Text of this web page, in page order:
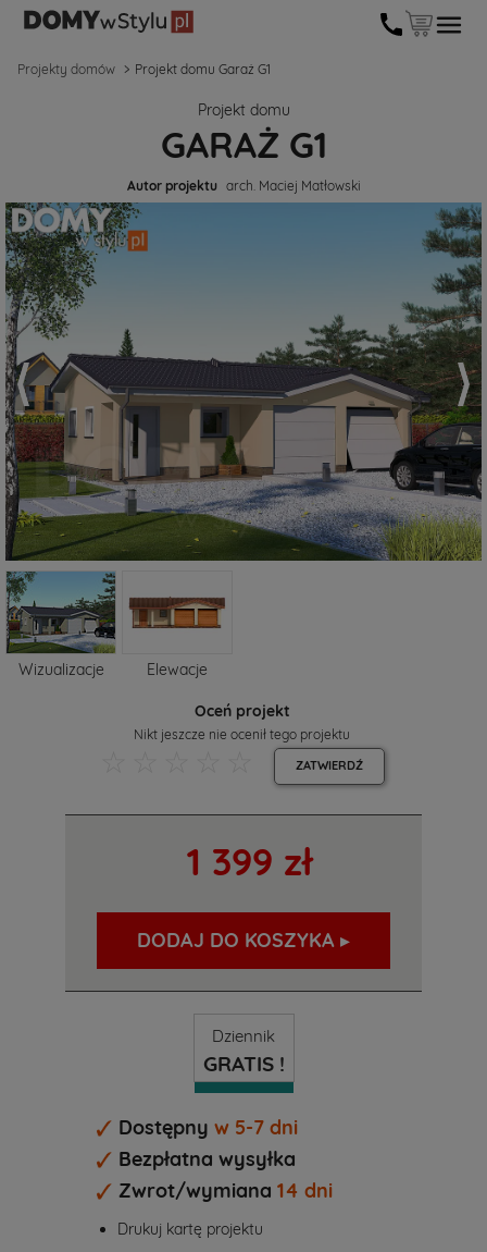
Projekty domów Projekt domu Garaż G1
Projekt domu
GARAŻ G1
Autor projektu arch. Maciej Matłowski
Wizualizacje Elewacje
Oceń projekt
Nikt jeszcze nie ocenił tego projektu
ZATWIERDŹ
1 399 zł
DODAJ DO KOSZYKA ▸
Dziennik
GRATIS !
Dostępny w 5-7 dni
Bezpłatna wysyłka
Zwrot/wymiana 14 dni
Drukuj kartę projektu